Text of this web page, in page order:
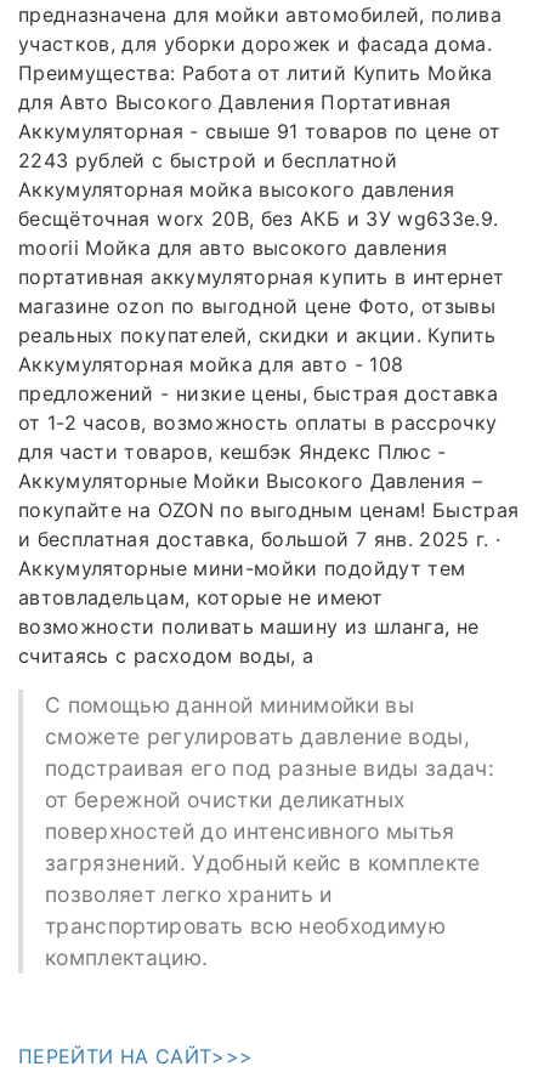
предназначена для мойки автомобилей, полива
участков, для уборки дорожек и фасада дома.
Преимущества: Работа от литий Купить Мойка
для Авто Высокого Давления Портативная
Аккумуляторная - свыше 91 товаров по цене от
2243 рублей с быстрой и бесплатной
Аккумуляторная мойка высокого давления
бесщёточная worx 20В, без АКБ и ЗУ wg633e.9.
moorii Мойка для авто высокого давления
портативная аккумуляторная купить в интернет
магазине ozon по выгодной цене Фото, отзывы
реальных покупателей, скидки и акции. Купить
Аккумуляторная мойка для авто - 108
предложений - низкие цены, быстрая доставка
от 1-2 часов, возможность оплаты в рассрочку
для части товаров, кешбэк Яндекс Плюс -
Аккумуляторные Мойки Высокого Давления –
покупайте на OZON по выгодным ценам! Быстрая
и бесплатная доставка, большой 7 янв. 2025 г. ·
Аккумуляторные мини-мойки подойдут тем
автовладельцам, которые не имеют
возможности поливать машину из шланга, не
считаясь с расходом воды, а
С помощью данной минимойки вы
сможете регулировать давление воды,
подстраивая его под разные виды задач:
от бережной очистки деликатных
поверхностей до интенсивного мытья
загрязнений. Удобный кейс в комплекте
позволяет легко хранить и
транспортировать всю необходимую
комплектацию.
ПЕРЕЙТИ НА САЙТ>>>